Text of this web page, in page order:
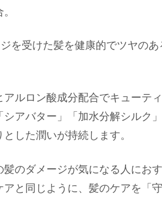
を受けた髪を健康的でツヤのあ
ルロン酸成分配合でキューテ
アバター」「加水分解シルク
した潤いが持続します。
のダメージが気になる人にお
と同じように、髪のケアを「守